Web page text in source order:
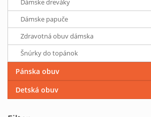
Dámske dreváky
Dámske papuče
Zdravotná obuv dámska
Šnúrky do topánok
Pánska obuv
Detská obuv